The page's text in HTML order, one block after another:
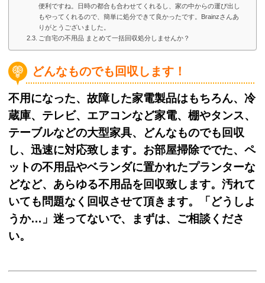
便利ですね。日時の都合も合わせてくれるし、家の中からの運び出し
もやってくれるので、簡単に処分できて良かったです。Brainzさんあ
りがとうございました。
ご自宅の不用品 まとめて一括回収処分しませんか？
どんなものでも回収します！
不用になった、故障した家電製品はもちろん、冷
蔵庫、テレビ、エアコンなど家電、棚やタンス、
テーブルなどの大型家具、どんなものでも回収
し、迅速に対応致します。お部屋掃除ででた、ペ
ットの不用品やベランダに置かれたプランターな
どなど、あらゆる不用品を回収致します。汚れて
いても問題なく回収させて頂きます。「どうしよ
うか…」迷ってないで、まずは、ご相談くださ
い。